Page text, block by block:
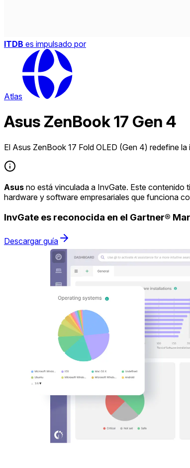
ITDB es impulsado por
Atlas
Asus ZenBook 17 Gen 4
El Asus ZenBook 17 Fold OLED (Gen 4) redefine
Asus no está vinculada a InvGate. Este contenido
hardware y software empresariales que funciona
InvGate es reconocida en el Gartner®
Descargar guía